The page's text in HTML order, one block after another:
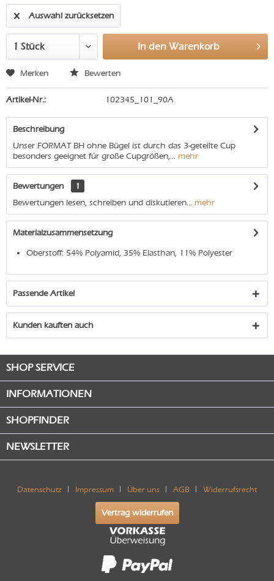
Auswahl zurücksetzen
In den Warenkorb
Merken Bewerten
Artikel-Nr.: 102345_101_90A
Beschreibung
Unser FORMAT BH ohne Bügel ist durch das 3-geteilte Cup
besonders geeignet für große Cupgrößen,... mehr
Bewertungen
1
Bewertungen lesen, schreiben und diskutieren... mehr
Materialzusammensetzung
Oberstoff: 54% Polyamid, 35% Elasthan, 11% Polyester
Passende Artikel
Kunden kauften auch
SHOP SERVICE
INFORMATIONEN
SHOPFINDER
NEWSLETTER
Datenschutz Impressum Über uns AGB Widerrufsrecht
Vertrag widerrufen